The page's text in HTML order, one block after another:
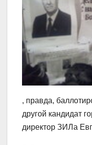
, правда,
другой кандидат
директор ЗИЛа